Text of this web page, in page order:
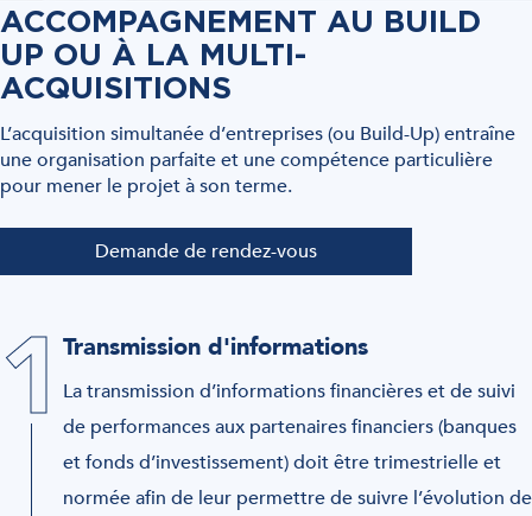
ACCOMPAGNEMENT AU BUILD
UP OU À LA MULTI-
ACQUISITIONS
L’acquisition simultanée d’entreprises (ou Build-Up) entraîne
une organisation parfaite et une compétence particulière
pour mener le projet à son terme.
Demande de rendez-vous
1 Transmission d'informations
La transmission d’informations financières et de suivi
de performances aux partenaires financiers (banques
et fonds d’investissement) doit être trimestrielle et
normée afin de leur permettre de suivre l’évolution de